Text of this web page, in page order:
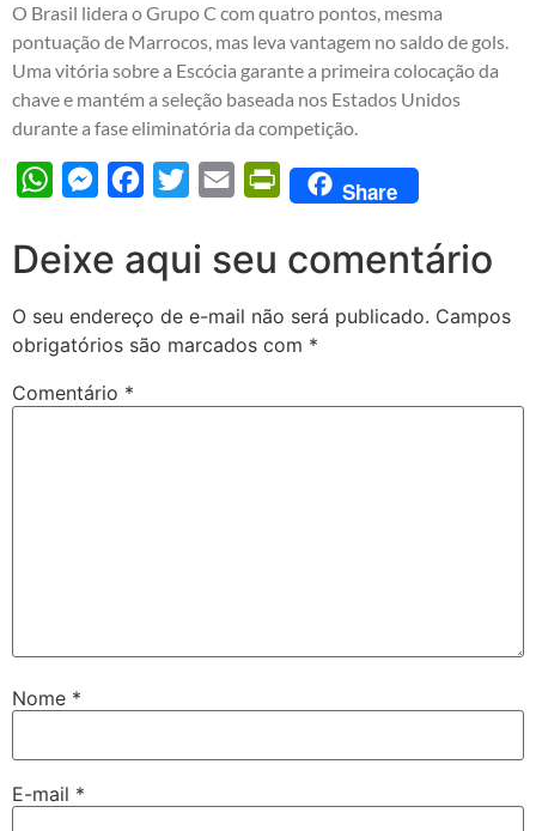
O Brasil lidera o Grupo C com quatro pontos, mesma
pontuação de Marrocos, mas leva vantagem no saldo de gols.
Uma vitória sobre a Escócia garante a primeira colocação da
chave e mantém a seleção baseada nos Estados Unidos
durante a fase eliminatória da competição.
WhatsAppMessengerFacebook
Twitter Email PrintFriendly
Share
Deixe aqui seu comentário
O seu endereço de e-mail não será publicado. Campos
obrigatórios são marcados com *
Comentário *
Nome *
E-mail *